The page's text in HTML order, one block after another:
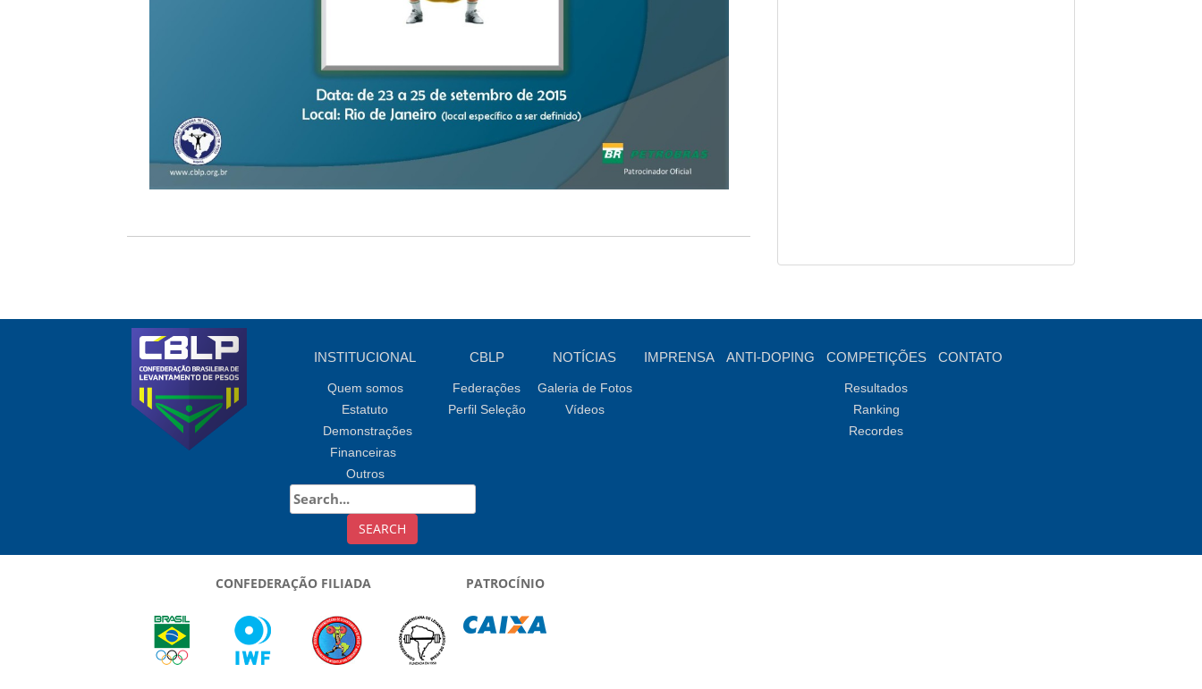
INSTITUCIONAL
Quem somos
Estatuto
Demonstrações
Financeiras
Outros
CBLP
Federações
Perfil Seleção
NOTÍCIAS
Galeria de Fotos
Vídeos
IMPRENSA ANTI-DOPING COMPETIÇÕES
Resultados
Ranking
Recordes
CONTATO
CONFEDERAÇÃO FILIADA PATROCÍNIO